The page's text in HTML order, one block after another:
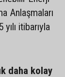
Anlaşmaları
itibarıyla
daha kolay